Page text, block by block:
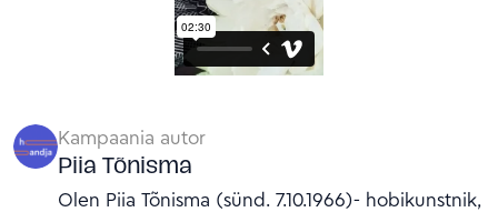
Kampaania autor
Piia Tõnisma
Olen Piia Tõnisma (sünd. 7.10.1966)- hobikunstnik,